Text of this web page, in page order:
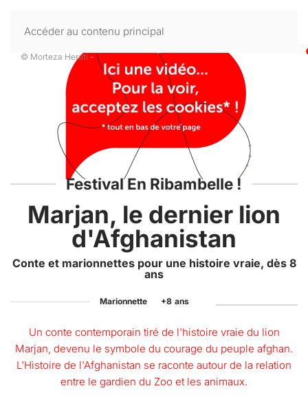
Accéder au contenu principal
© Morteza Herati -
Festival En Ribambelle !
Marjan, le dernier lion
d'Afghanistan
Conte et marionnettes pour une histoire vraie, dès 8
ans
Marionnette +8 ans
Un conte contemporain tiré de l'histoire vraie du lion
Marjan, devenu le symbole du courage du peuple afghan.
L'Histoire de l'Afghanistan se raconte autour de la relation
entre le gardien du Zoo et les animaux.